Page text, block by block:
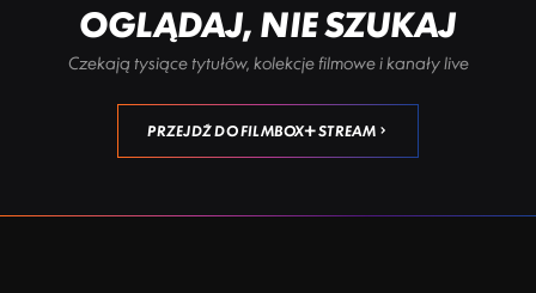
OGLĄDAJ, NIE SZUKAJ
Czekają tysiące tytułów, kolekcje filmowe i kanały live
PRZEJDŹ DO FILMBOX+ STREAM